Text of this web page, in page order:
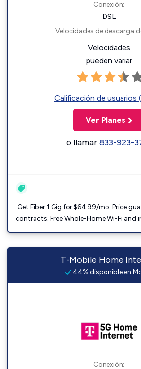
Conexión:
DSL
Velocidades de descarga
Velocidades
pueden variar
Calificación de usuarios
Ver Planes
o llamar833-923-
Get Fiber 1 Gig for $64.99/mo. Price
contracts. Free Whole-Home Wi-Fi and
T-Mobile Home
44% disponible en
Conexión: